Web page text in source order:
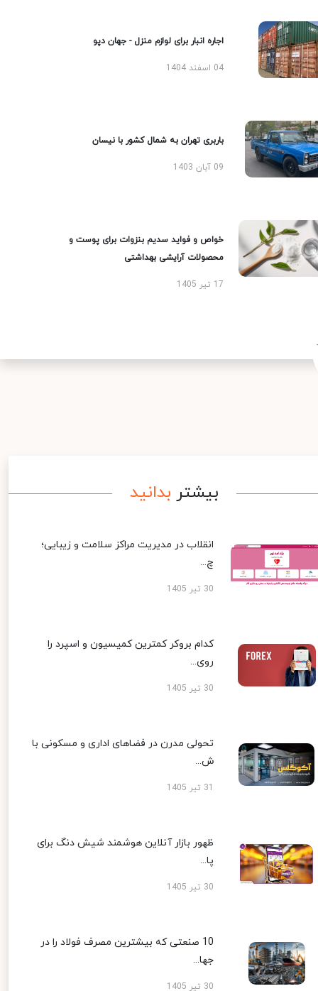
اجاره انبار برای لوازم منزل - جهان دپو
04 اسفند 1404
باربری تهران به شمال کشور با نیسان
09 آبان 1403
خواص و فواید سدیم بنزوات برای پوست و
محصولات آرایشی بهداشتی
17 تیر 1405
بیشتر بدانید
انقلاب در مدیریت مراکز سلامت و زیبایی؛
چ...
30 تیر 1405
کدام بروکر کمترین کمیسیون و اسپرد را
روی...
30 تیر 1405
تحولی مدرن در فضاهای اداری و مسکونی با
ش...
ظهور بازار آنلاین هوشمند شیش دنگ برای
پا...
30 تیر 1405
10 صنعتی که بیشترین مصرف فولاد را در
جها...
30 تیر 1405